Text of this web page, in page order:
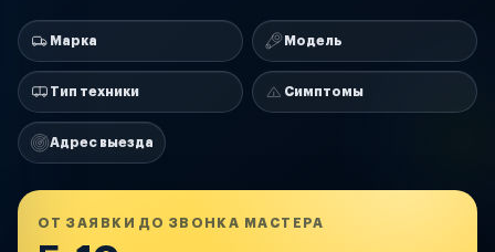
Марка Модель
Тип техники Симптомы
Адрес выезда
ОТ ЗАЯВКИ ДО ЗВОНКА МАСТЕРА